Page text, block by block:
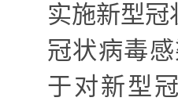
实施新型
冠状病毒
于对新型